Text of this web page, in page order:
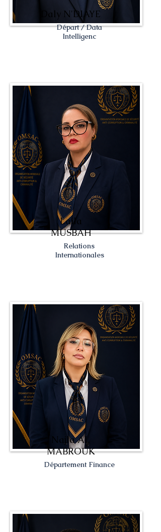
Daly N'DIAYE
Départ / Data
Intelligenc
Laila
MUSBAH
Relations
Internationales
Najla AL
MABROUK
Département Finance